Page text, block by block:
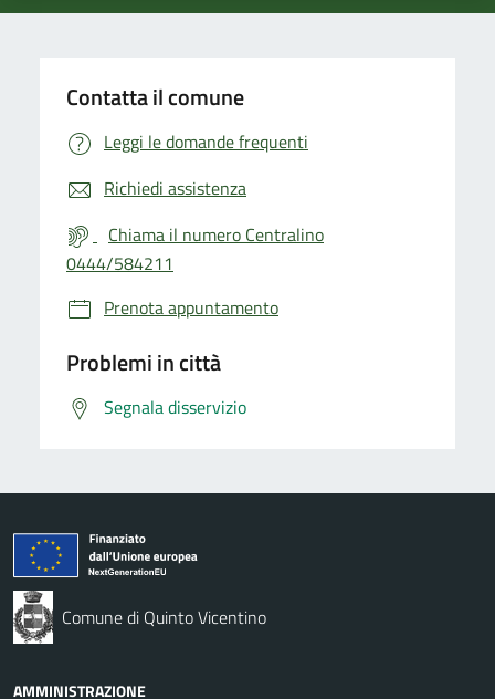
Contatta il comune
Leggi le domande frequenti
Richiedi assistenza
Chiama il numero Centralino
0444/584211
Prenota appuntamento
Problemi in città
Segnala disservizio
Comune di Quinto Vicentino
AMMINISTRAZIONE